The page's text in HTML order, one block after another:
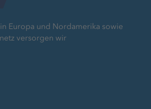
Europa und Nordamerika sowie
versorgen wir